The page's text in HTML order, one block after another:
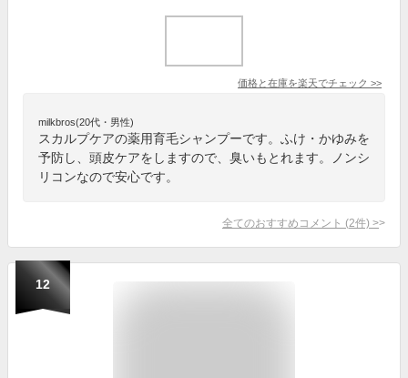
価格と在庫を楽天でチェック >>
milkbros(20代・男性)
スカルプケアの薬用育毛シャンプーです。ふけ・かゆみを
予防し、頭皮ケアをしますので、臭いもとれます。ノンシ
リコンなので安心です。
全てのおすすめコメント (2件) >
12